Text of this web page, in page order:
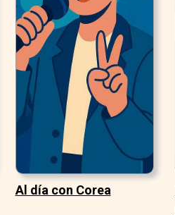
Al día con Corea